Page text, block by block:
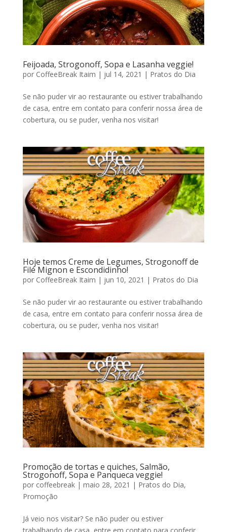
Feijoada, Strogonoff, Sopa e Lasanha veggie!
por CoffeeBreak Itaim | jul 14, 2021 | Pratos do Dia
Se não puder vir ao restaurante ou estiver trabalhando
de casa, entre em contato para conferir nossa área de
cobertura, ou se puder, venha nos visitar!
Hoje temos Creme de Legumes, Strogonoff de
Filé Mignon e Escondidinho!
por CoffeeBreak Itaim | jun 10, 2021 | Pratos do Dia
Se não puder vir ao restaurante ou estiver trabalhando
de casa, entre em contato para conferir nossa área de
cobertura, ou se puder, venha nos visitar!
Promoção de tortas e quiches, Salmão,
Strogonoff, Sopa e Panqueca veggie!
por coffeebreak| maio 28, 2021 | Pratos do Dia,
Promoção
Já veio nos visitar? Se não puder ou estiver